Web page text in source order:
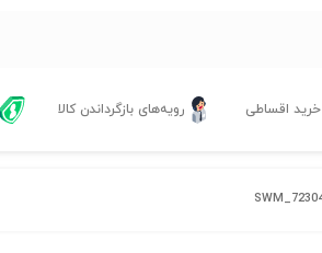
خرید اقساطی رویه‌های بازگرداندن کالا